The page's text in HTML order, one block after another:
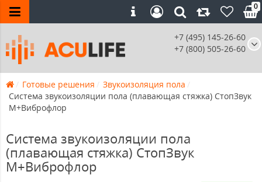
+7 (495) 145-26-60
+7 (800) 505-26-60
0
Готовые решения
Звукоизоляция пола
Система звукоизоляции пола (плавающая стяжка) СтопЗвук
М+Виброфлор
Система звукоизоляции пола
(плавающая стяжка) СтопЗвук
М+Виброфлор